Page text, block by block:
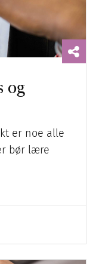
og
er noe alle
bør lære